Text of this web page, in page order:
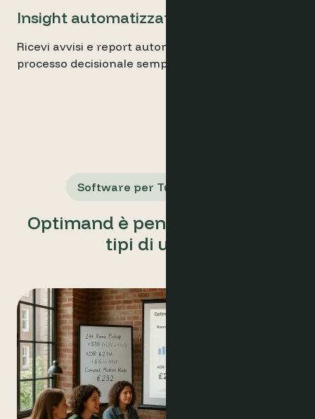
Insight automatizzati
Ricevi avvisi e report automatizzati per un
processo decisionale semplificato.
Software per Tutti gli Utenti
Optimand è pensato per tutti i
tipi di utenti